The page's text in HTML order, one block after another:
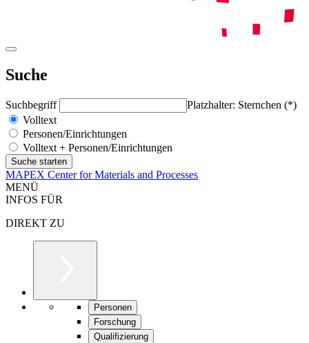
Suche
Suchbegriff
Platzhalter: Sternchen (*)
Volltext
Personen/Einrichtungen
Volltext + Personen/Einrichtungen
MAPEX Center for Materials and Processes
MENÜ
INFOS FÜR
DIREKT ZU
Personen
Forschung
Qualifizierung